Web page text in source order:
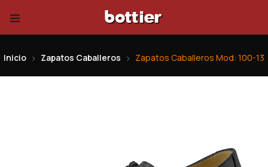
Inicio Zapatos Caballeros Zapatos Caballeros Mod: 100-13